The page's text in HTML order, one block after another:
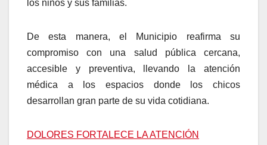
los niños y sus familias.
De esta manera, el Municipio reafirma su
compromiso con una salud pública cercana,
accesible y preventiva, llevando la atención
médica a los espacios donde los chicos
desarrollan gran parte de su vida cotidiana.
DOLORES FORTALECE LA ATENCIÓN